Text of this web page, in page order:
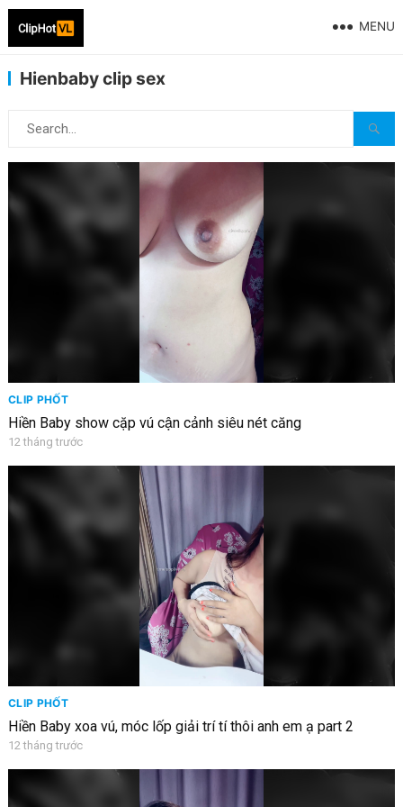
MENU
Hienbaby clip sex
CLIP PHỐT
Hiền Baby show cặp vú cận cảnh siêu nét căng
12 tháng trước
CLIP PHỐT
Hiền Baby xoa vú, móc lốp giải trí tí thôi anh em ạ part 2
12 tháng trước